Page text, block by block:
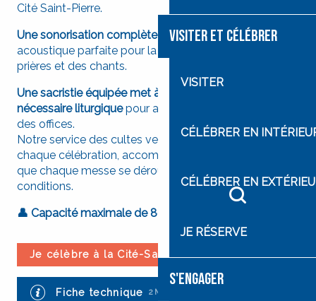
VISITER ET CÉLÉBRER
VISITER
CÉLÉBRER EN
CÉLÉBRER EN
JE RÉSERVE
S'ENGAGER
Cité Saint-Pierre.
Une sonorisation complète du lieu assure une
acoustique parfaite pour la transmission claire des
prières et des chants.
Une sacristie équipée met à disposition tout le
nécessaire liturgiquepour assurer le bon déroulement
des offices.
Notre service des cultes veille à la préparation de
chaque célébration, accompagnant les groupes pour
que chaque messe se déroule dans les meilleures
conditions.
👤 Capacité maximale de 80 places
Je célèbre à la Cité-Saint-Pierre
Fiche technique 2MB